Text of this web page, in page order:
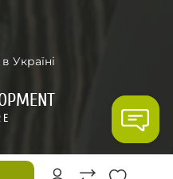
Україні